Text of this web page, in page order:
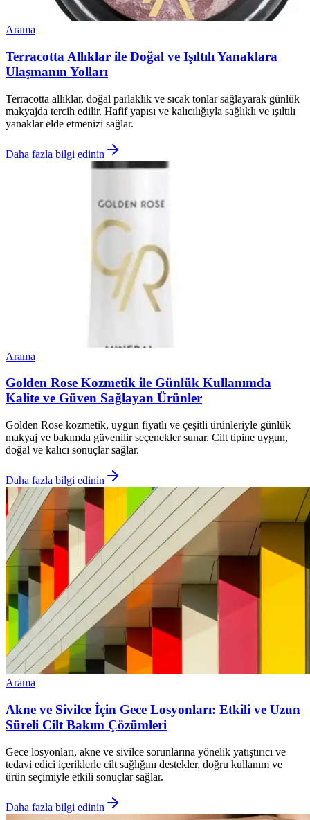
Arama
Terracotta Allıklar ile Doğal ve Işıltılı Yanaklara
Ulaşmanın Yolları
Terracotta allıklar, doğal parlaklık ve sıcak tonlar sağlayarak günlük
makyajda tercih edilir. Hafif yapısı ve kalıcılığıyla sağlıklı ve ışıltılı
yanaklar elde etmenizi sağlar.
Daha fazla bilgi edinin
Arama
Golden Rose Kozmetik ile Günlük Kullanımda
Kalite ve Güven Sağlayan Ürünler
Golden Rose kozmetik, uygun fiyatlı ve çeşitli ürünleriyle günlük
makyaj ve bakımda güvenilir seçenekler sunar. Cilt tipine uygun,
doğal ve kalıcı sonuçlar sağlar.
Daha fazla bilgi edinin
Arama
Akne ve Sivilce İçin Gece Losyonları: Etkili ve Uzun
Süreli Cilt Bakım Çözümleri
Gece losyonları, akne ve sivilce sorunlarına yönelik yatıştırıcı ve
tedavi edici içeriklerle cilt sağlığını destekler, doğru kullanım ve
ürün seçimiyle etkili sonuçlar sağlar.
Daha fazla bilgi edinin